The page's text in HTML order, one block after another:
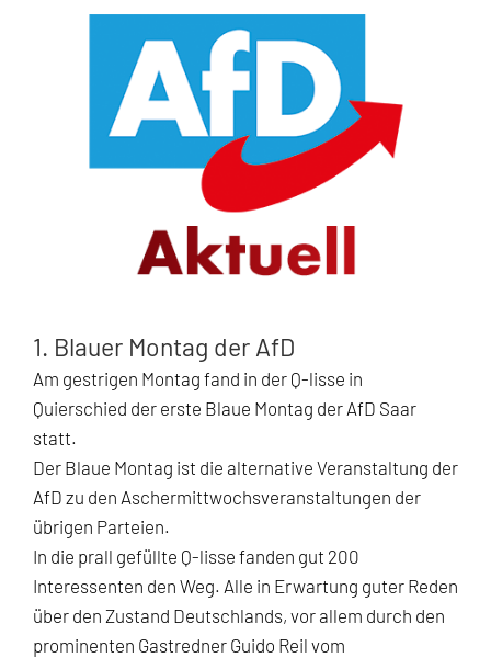
1. Blauer Montag der AfD
Am gestrigen Montag fand in der Q-lisse in
Quierschied der erste Blaue Montag der AfD Saar
statt.
Der Blaue Montag ist die alternative Veranstaltung der
AfD zu den Aschermittwochsveranstaltungen der
übrigen Parteien.
In die prall gefüllte Q-lisse fanden gut 200
Interessenten den Weg. Alle in Erwartung guter Reden
über den Zustand Deutschlands, vor allem durch den
prominenten Gastredner Guido Reil vom